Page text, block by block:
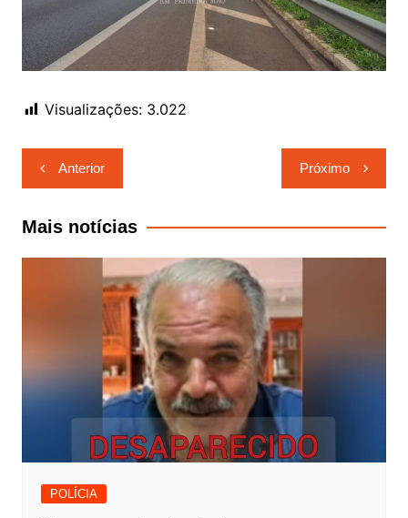
Visualizações: 3.022
Navegação
de
Post
Anterior Próximo
Mais notícias
POLÍCIA